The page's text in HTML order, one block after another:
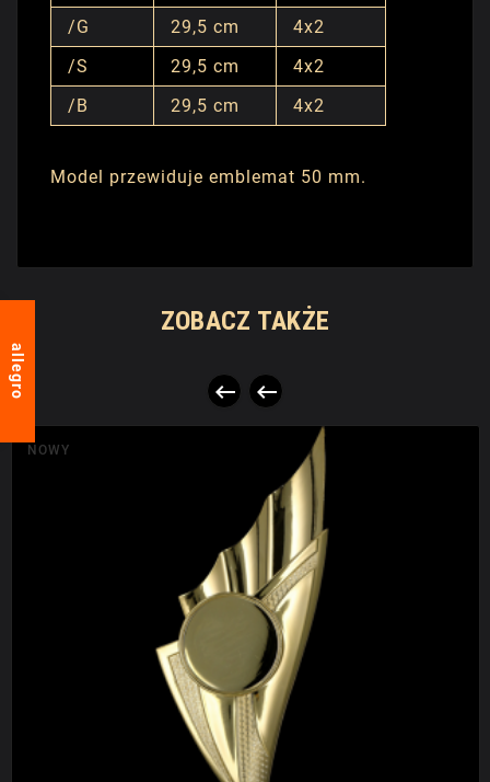
/G
29,5 cm
4x2
/S
29,5 cm
4x2
/B
29,5 cm 4x2
Model przewiduje emblemat 50 mm.
ZOBACZ TAKŻE
 
NOWY
allegro